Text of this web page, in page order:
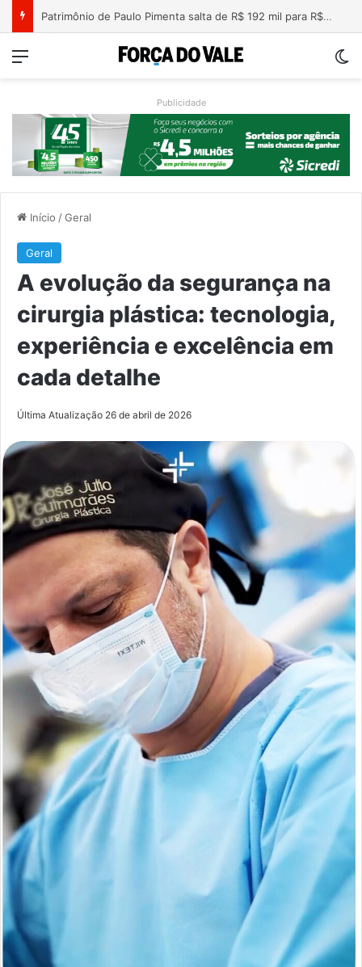
Nova lei endurece penas para crimes sexuais online contra crianças e adolescentes
Menu
Publicidade
Início /Geral
Geral
A evolução da segurança na
cirurgia plástica: tecnologia,
experiência e excelência em
cada detalhe
Última Atualização 26 de abril de 2026